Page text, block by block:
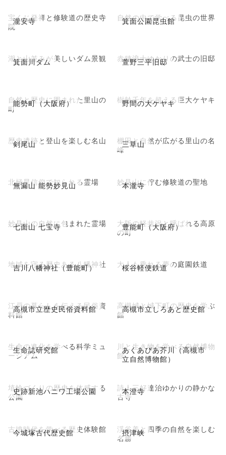
瀧安寺
宝くじ発祥と修験道の歴史寺
院
箕面公園昆虫館
自然の中で学べる昆虫の世界
箕面川ダム
湖と山並みが美しいダム景観 萱野三平旧邸
赤穂浪士ゆかりの武士の旧邸
能勢町（大阪府）
自然と歴史に囲まれた里山の
町
野間の大ケヤキ
樹齢千年を超える巨大ケヤキ
剣尾山
歴史遺跡と登山を楽しむ名山 三草山
棚田と自然が広がる里山の名
峰
無漏山 能勢妙見山
北極星信仰で知られる霊場 本瀧寺
妙見山に佇む修験道の聖地
七面山 七宝寺
妙見山の自然に包まれた霊場 豊能町（大阪府）
大阪の軽井沢と呼ばれる高原
の町
吉川八幡神社（豊能町）
地域を守る歴史ある八幡神社 桜谷軽便鉄道
大人も乗れる夢の庭園鉄道
高槻市立歴史民俗資料館
江戸の暮らしを伝える民俗資
料館
高槻市立しろあと歴史館
高槻城と城下町の歴史を学ぶ
館
生命誌研究館
生命の進化を学べる科学ミュ
ージアム
あくあぴあ芥川（高槻市
立自然博物館）
川と生き物を学べる自然博物
館
史跡新池ハニワ工場公園
埴輪づくりの歴史を体感する
公園
本澄寺
詩人三好達治ゆかりの静かな
古寺
今城塚古代歴史館
古墳時代を学べる歴史体験館 摂津峡
渓谷美と四季の自然を楽しむ
名勝